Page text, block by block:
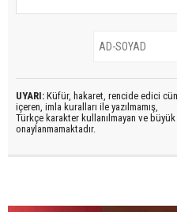
UYARI: Küfür, hakaret, rencide edici
içeren, imla kuralları ile yazılmamış,
Türkçe karakter kullanılmayan ve
onaylanmamaktadır.